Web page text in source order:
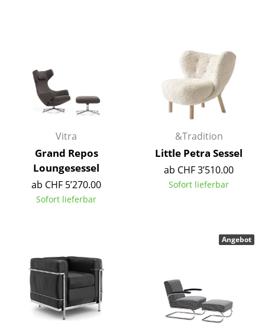
Aufbewahren
Regale & Schränke
Bücherregale
Wandregale
Sideboards & Kommoden
TV Möbel
Barmöbel
Garderoben
Kleinaufbewahrung
Einzelteile
Vitra
Grand Repos
Loungesessel
ab CHF 5’270.00
Sofort lieferbar
&Tradition
Little Petra Sessel
ab CHF 3’510.00
Sofort lieferbar
Angebot